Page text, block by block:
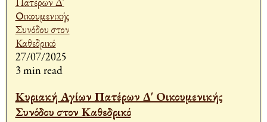
27/07/2025
3 min read
Κυριακή Αγίων Πατέρων Δ' Οικουμενικής
Συνόδου στον Καθεδρικό